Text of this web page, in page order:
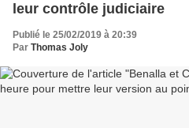
leur contrôle judiciaire
Publié le 25/02/2019 à 20:39
Par Thomas Joly